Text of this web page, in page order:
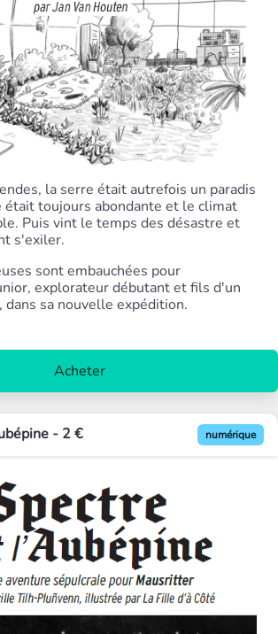
la serre était autrefois un paradis
toujours abondante et le climat
Puis vint le temps des désastre et
s'exiler.
sont embauchées pour
explorateur débutant et fils d'un
dans sa nouvelle expédition.
Acheter
- 2 € numérique